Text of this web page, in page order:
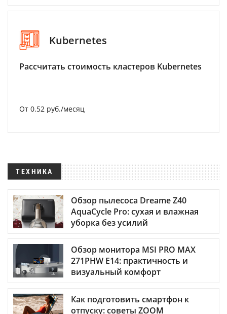
Kubernetes
Рассчитать стоимость кластеров Kubernetes
От 0.52 руб./месяц
ТЕХНИКА
Обзор пылесоса Dreame Z40
AquaCycle Pro: сухая и влажная
уборка без усилий
Обзор монитора MSI PRO MAX
271PHW E14: практичность и
визуальный комфорт
Как подготовить смартфон к
отпуску: советы ZOOM